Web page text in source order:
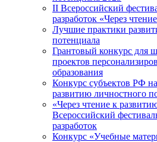
II Всероссийский
разработок «Через
Лучшие практики
потенциала
Грантовый конкурс для
проектов
образования
Конкурс субъектов РФ
развитию личностного
«Через чтение к
Всероссийский
разработок
Конкурс «Учебные